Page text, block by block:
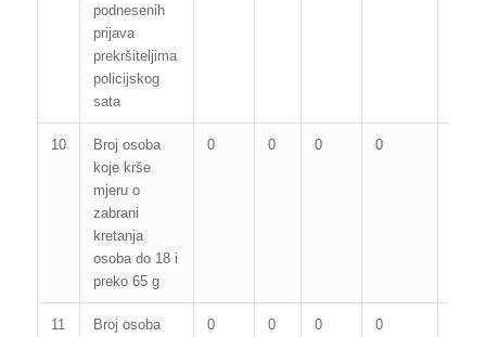
podnesenih
prijava
prekršiteljima
policijskog
sata
10
Broj osoba
koje krše
mjeru o
zabrani
kretanja
osoba do 18 i
preko 65 g
0 0 0 0
11
Broj osoba
0 0 0 0